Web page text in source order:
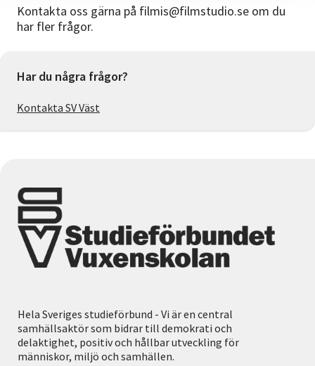
Kontakta oss gärna på filmis@filmstudio.se om du
har fler frågor.
Har du några frågor?
Kontakta SV Väst
Hela Sveriges studieförbund - Vi är en central
samhällsaktör som bidrar till demokrati och
delaktighet, positiv och hållbar utveckling för
människor, miljö och samhällen.